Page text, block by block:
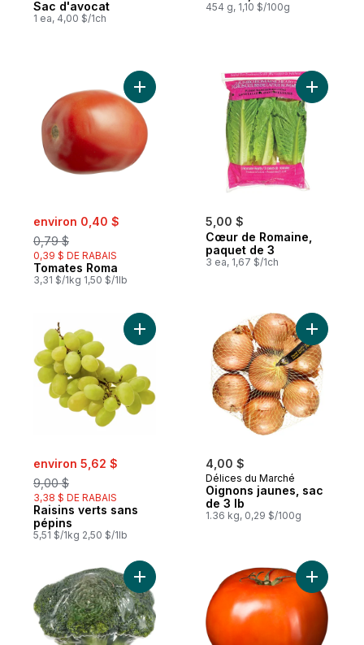
Sac d'avocat
1 ea, 4,00 $/1ch
454 g, 1,10 $/100g
sale:
environ 0,40 $
0,79 $
0,39 $ DE RABAIS
Tomates Roma
3,31 $/1kg 1,50 $/1lb
Ajouter Tomates Roma au panier
5,00 $
Cœur de Romaine,
paquet de 3
3 ea, 1,67 $/1ch
Ajouter
sale:
environ 5,62 $
9,00 $
3,38 $ DE RABAIS
Raisins verts sans
pépins
5,51 $/1kg 2,50 $/1lb
Ajouter Raisins verts sans pépins au
4,00 $
Délices du Marché
Oignons jaunes, sac
de 3 lb
1.36 kg, 0,29 $/100g
Ajouter
Ajouter Couronne de brocoli au panier
Ajouter